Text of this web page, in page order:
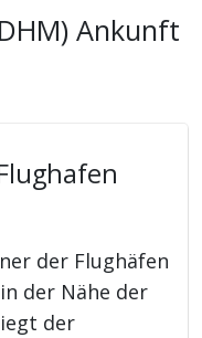
Ankunft
der Flughäfen
der Nähe der
der